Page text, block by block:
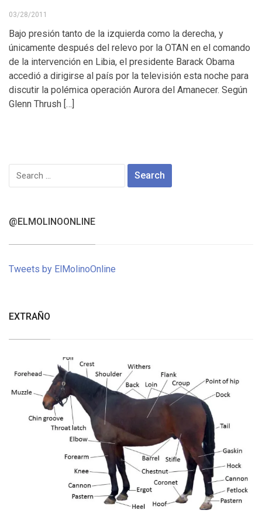
03/28/2011
Bajo presión tanto de la izquierda como la derecha, y
únicamente después del relevo por la OTAN en el comando
de la intervención en Libia, el presidente Barack Obama
accedió a dirigirse al país por la televisión esta noche para
discutir la polémica operación Aurora del Amanecer. Según
Glenn Thrush […]
Search
for:
@ELMOLINOONLINE
Tweets by ElMolinoOnline
EXTRAÑO